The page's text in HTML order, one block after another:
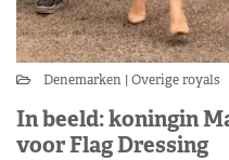
Denemarken Overige royals
In beeld: koningin
voor Flag Dressing